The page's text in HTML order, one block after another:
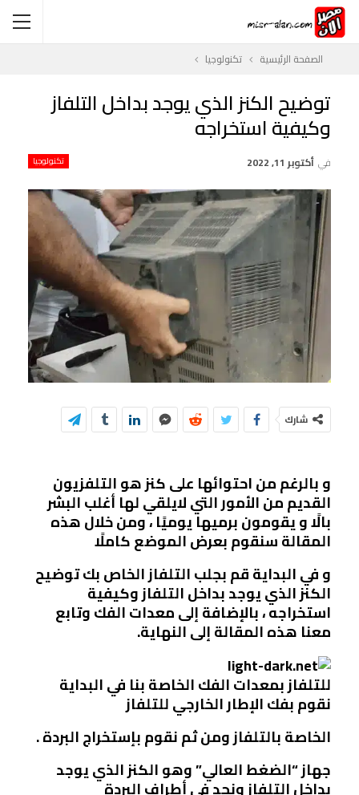
الصفحة الرئيسية تكنولوجيا
توضيح الكنز الذي يوجد بداخل التلفاز
وكيفية استخراجه
تكنولوجيا في أكتوبر 11, 2022
شارك
و بالرغم من احتوائها على كنز هو التلفزيون
القديم من الأمور التي لايلقي لها أغلب البشر
بالًا و يقومون برميها يوميًا ، ومن خلال هذه
المقالة سنقوم بعرض الموضع كاملًا
و في البداية قم بجلب التلفاز الخاص بك توضيح
الكنز الذي يوجد بداخل التلفاز وكيفية
استخراجه ، بالإضافة إلى معدات الفك وتابع
معنا هذه المقالة إلى النهاية.
للتلفاز بمعدات الفك الخاصة بنا في البداية
نقوم بفك الإطار الخارجي للتلفاز
الخاصة بالتلفاز ومن ثم نقوم بإستخراج البردة .
جهاز “الضغط العالي” وهو الكنز الذي يوجد
بداخل التلفاز ونجد في أطراف البردة